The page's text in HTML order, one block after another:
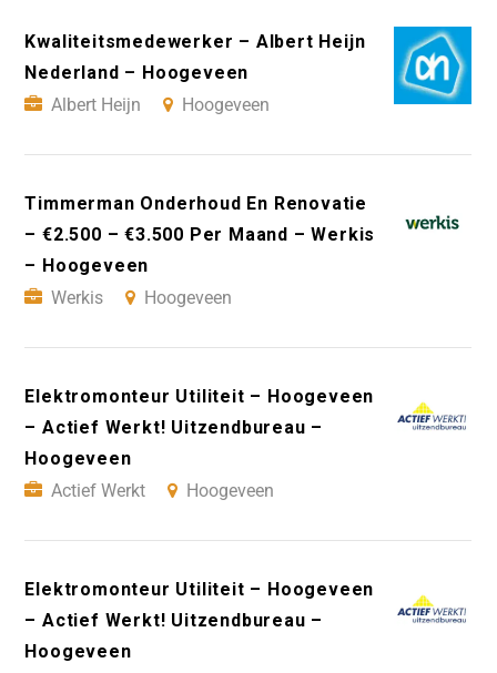
Kwaliteitsmedewerker – Albert Heijn
Nederland – Hoogeveen
Albert Heijn
Hoogeveen
Timmerman Onderhoud En Renovatie
– €2.500 – €3.500 Per Maand – Werkis
– Hoogeveen
Werkis
Hoogeveen
Elektromonteur Utiliteit – Hoogeveen
– Actief Werkt! Uitzendbureau –
Hoogeveen
Actief Werkt
Hoogeveen
Elektromonteur Utiliteit – Hoogeveen
– Actief Werkt! Uitzendbureau –
Hoogeveen